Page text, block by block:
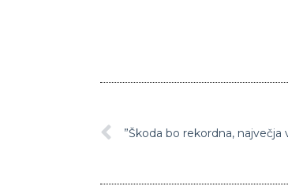
”Škoda bo rekordna,